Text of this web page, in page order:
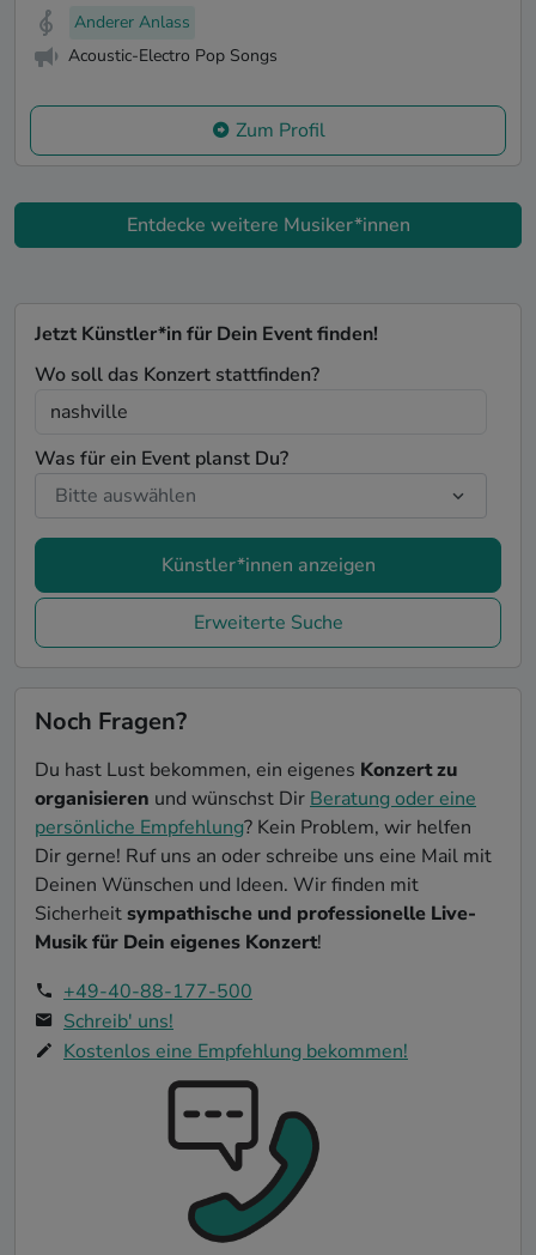
Anderer Anlass
Acoustic-Electro Pop Songs
Zum Profil
Entdecke weitere Musiker*innen
Jetzt Künstler*in für Dein Event finden!
Wo soll das Konzert stattfinden?
Was für ein Event planst Du?
Künstler*innen anzeigen
Erweiterte Suche
Noch Fragen?
Du hast Lust bekommen, ein eigenes Konzert zu
organisieren und wünschst Dir Beratung oder eine
persönliche Empfehlung? Kein Problem, wir helfen
Dir gerne! Ruf uns an oder schreibe uns eine Mail mit
Deinen Wünschen und Ideen. Wir finden mit
Sicherheitsympathische und professionelle Live-
Musik für Dein eigenes Konzert!
+49-40-88-177-500
Schreib' uns!
Kostenlos eine Empfehlung bekommen!